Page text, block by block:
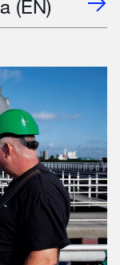
(EN)